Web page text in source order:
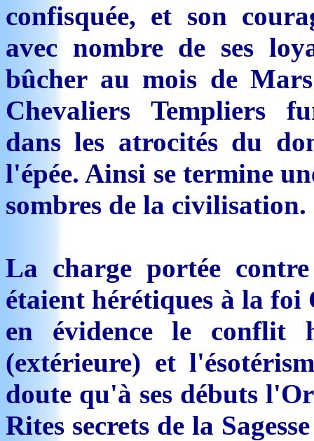
confisquée, et son
avec nombre de ses
bûcher au mois de
Chevaliers Templiers
dans les atrocités du
l'épée. Ainsi se termine
sombres de la civilisation.
La charge portée
étaient hérétiques à la
en évidence le conflit
(extérieure) et
doute qu'à ses débuts
Rites secrets de la